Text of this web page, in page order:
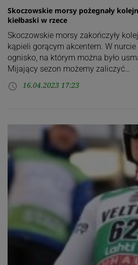
Skoczowskie morsy pożegnały
kiełbaski w rzece
Skoczowskie morsy zakończyły
kąpieli gorącym akcentem. W nurcie
ognisko, na którym można było
Mijający sezon możemy zaliczyć…
access_time 16.04.2023 17:23